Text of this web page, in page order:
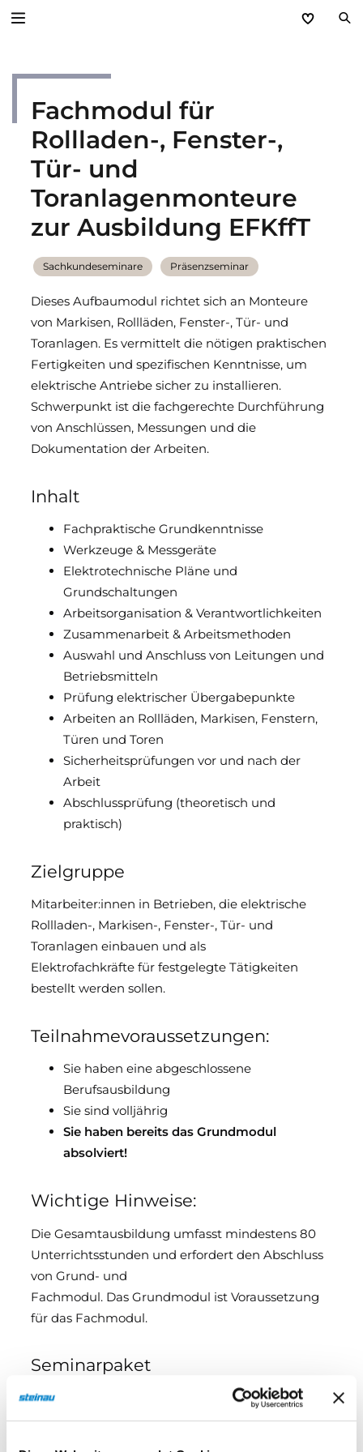
Service
Aktuelles
Händlerforum
KfW-Förderung
Programme
Prospektanforderung
steinau Akademie
Downloads & Medien
DoP
Fachmodul für
Rollladen-, Fenster-,
Tür- und
Toranlagenmonteure
zur Ausbildung EFKffT
Sachkundeseminare Präsenzseminar
Dieses Aufbaumodul richtet sich an Monteure
von Markisen, Rollläden, Fenster-, Tür- und
Toranlagen. Es vermittelt die nötigen praktischen
Fertigkeiten und spezifischen Kenntnisse, um
elektrische Antriebe sicher zu installieren.
Schwerpunkt ist die fachgerechte Durchführung
von Anschlüssen, Messungen und die
Dokumentation der Arbeiten.
Inhalt
Fachpraktische Grundkenntnisse
Werkzeuge & Messgeräte
Elektrotechnische Pläne und
Grundschaltungen
Arbeitsorganisation & Verantwortlichkeiten
Zusammenarbeit & Arbeitsmethoden
Auswahl und Anschluss von Leitungen und
Betriebsmitteln
Prüfung elektrischer Übergabepunkte
Arbeiten an Rollläden, Markisen, Fenstern,
Türen und Toren
Sicherheitsprüfungen vor und nach der
Arbeit
Abschlussprüfung (theoretisch und
praktisch)
Zielgruppe
Mitarbeiter:innen in Betrieben, die elektrische
Rollladen-, Markisen-, Fenster-, Tür- und
Toranlagen einbauen und als
Elektrofachkräfte für festgelegte Tätigkeiten
bestellt werden sollen.
Teilnahmevoraussetzungen:
Sie haben eine abgeschlossene
Berufsausbildung
Sie sind volljährig
Sie haben bereits das Grundmodul
absolviert!
Wichtige Hinweise:
Die Gesamtausbildung umfasst mindestens 80
Unterrichtsstunden und erfordert den Abschluss
von Grund- und
Fachmodul. Das Grundmodul ist Voraussetzung
für das Fachmodul.
Seminarpaket
5 Unterrichtstage, OHNE Übernachtungen, 5
Mittagsessen Seminarunterlagen. Nach